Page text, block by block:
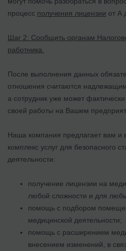
процесс получения лицензии от А
Шаг 2: Сообщить органам
работника.
После выполнения данных
отношения считаются
а сотрудник уже может
своей работы на Вашем
Наша компания предлагает вам и
комплекс услуг для безопасного
деятельности:
получение лицензии на
любой сложности и для
помощь с подбором
медицинской деятельности;
помощь с расширением
внесением изменений, в